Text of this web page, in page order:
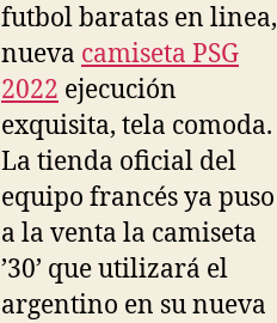
futbol baratas en linea,
nueva camiseta PSG
2022 ejecución
exquisita, tela comoda.
La tienda oficial del
equipo francés ya puso
a la venta la camiseta
’30’ que utilizará el
argentino en su nueva